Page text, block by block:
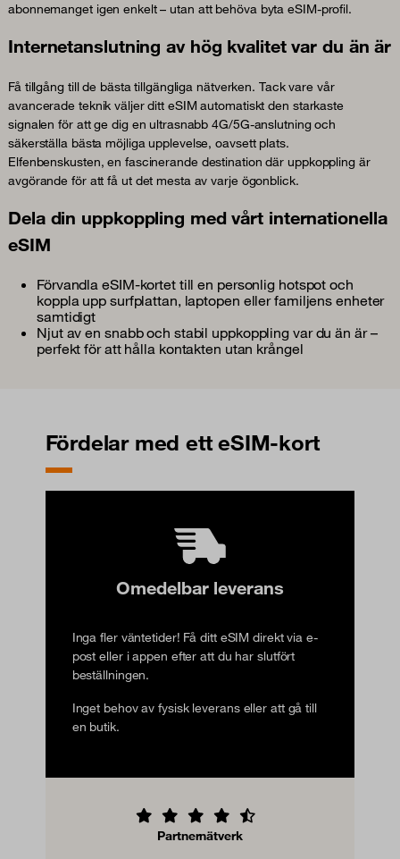
abonnemanget igen enkelt – utan att behöva byta eSIM-profil.
Internetanslutning av hög kvalitet var du än är
Få tillgång till de bästa tillgängliga nätverken. Tack vare vår
avancerade teknik väljer ditt eSIM automatiskt den starkaste
signalen för att ge dig en ultrasnabb 4G/5G-anslutning och
säkerställa bästa möjliga upplevelse, oavsett plats.
Elfenbenskusten, en fascinerande destination där uppkoppling är
avgörande för att få ut det mesta av varje ögonblick.
Dela din uppkoppling med vårt internationella
eSIM
Förvandla eSIM-kortet till en personlig hotspot och
koppla upp surfplattan, laptopen eller familjens enheter
samtidigt
Njut av en snabb och stabil uppkoppling var du än är –
perfekt för att hålla kontakten utan krångel
Fördelar med ett eSIM-kort
Omedelbar leverans
Inga fler väntetider! Få ditt eSIM direkt via e-
post eller i appen efter att du har slutfört
beställningen.
Inget behov av fysisk leverans eller att gå till
en butik.
Partnernätverk